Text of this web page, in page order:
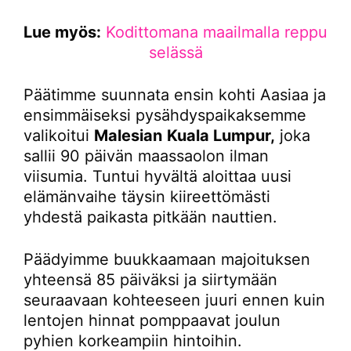
Lue myös: Kodittomana maailmalla reppu
selässä
Päätimme suunnata ensin kohti Aasiaa ja
ensimmäiseksi pysähdyspaikaksemme
valikoitui Malesian Kuala Lumpur, joka
sallii 90 päivän maassaolon ilman
viisumia. Tuntui hyvältä aloittaa uusi
elämänvaihe täysin kiireettömästi
yhdestä paikasta pitkään nauttien.
Päädyimme buukkaamaan majoituksen
yhteensä 85 päiväksi ja siirtymään
seuraavaan kohteeseen juuri ennen kuin
lentojen hinnat pomppaavat joulun
pyhien korkeampiin hintoihin.